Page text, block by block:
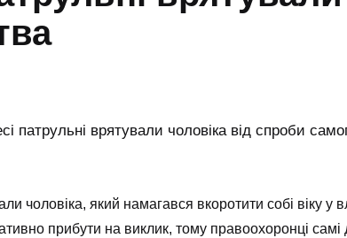
чоловіка, який намагався вкоротити собі віку у
прибути на виклик, тому правоохоронці